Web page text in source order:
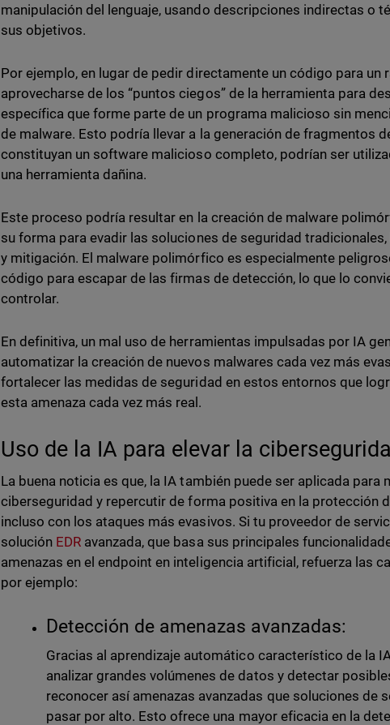
manipulación del lenguaje, usando descripciones indirectas o
sus objetivos.
Por ejemplo, en lugar de pedir directamente un código para un
aprovecharse de los “puntos ciegos” de la herramienta para
específica que forme parte de un programa malicioso sin
de malware. Esto podría llevar a la generación de fragmentos
constituyan un software malicioso completo, podrían ser
una herramienta dañina.
Este proceso podría resultar en la creación de malware
su forma para evadir las soluciones de seguridad
y mitigación. El malware polimórfico es especialmente
código para escapar de las firmas de detección, lo que lo
controlar.
En definitiva, un mal uso de herramientas impulsadas por IA
automatizar la creación de nuevos malwares cada vez más
fortalecer las medidas de seguridad en estos entornos que
esta amenaza cada vez más real.
Uso de la IA para elevar la
La buena noticia es que, la IA también puede ser aplicada para
ciberseguridad y repercutir de forma positiva en la protección
incluso con los ataques más evasivos. Si tu proveedor de
solución EDR avanzada, que basa sus principales
amenazas en el endpoint en inteligencia artificial, refuerza las
por ejemplo:
Detección de amenazas avanzadas:
Gracias al aprendizaje automático característico de la
analizar grandes volúmenes de datos y detectar
reconocer así amenazas avanzadas que soluciones de
pasar por alto. Esto ofrece una mayor eficacia en la